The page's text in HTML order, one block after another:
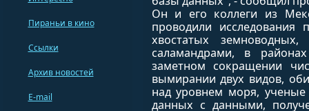
Он и его коллеги из
проводили исследования
хвостатых
саламандрами, в
заметном сокращении
вымирании двух видов,
над уровнем моря, ученые
данных с данными,
Пираньи в кино
Ссылки
Архив новостей
E-mail